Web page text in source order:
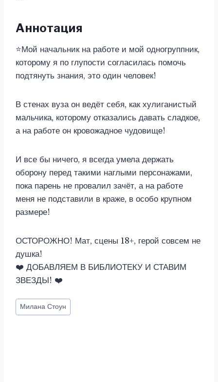
Аннотация
⭐Мой начальник на работе и мой одногруппник,
которому я по глупости согласилась помочь
подтянуть знания, это один человек!
В стенах вуза он ведёт себя, как хулиганистый
мальчика, которому отказались давать сладкое,
а на работе он кровожадное чудовище!
И все бы ничего, я всегда умела держать
оборону перед такими наглыми персонажами,
пока парень не провалил зачёт, а на работе
меня не подставили в краже, в особо крупном
размере!
ОСТОРОЖНО! Мат, сцены 18+, герой совсем не
душка!
❤️ ДОБАВЛЯЕМ В БИБЛИОТЕКУ И СТАВИМ
ЗВЕЗДЫ! ❤️
Метки
записи:
Милана Стоун